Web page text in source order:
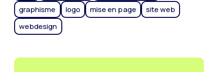
graphisme
logo mise en page
site web
webdesign